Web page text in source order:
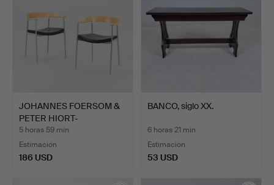
JOHANNES FOERSOM &
PETER HIORT-
LORENZEN. P…
5 horas 59 min
Estimación
186 USD
BANCO, siglo XX.
6 horas 21 min
Estimación
53 USD